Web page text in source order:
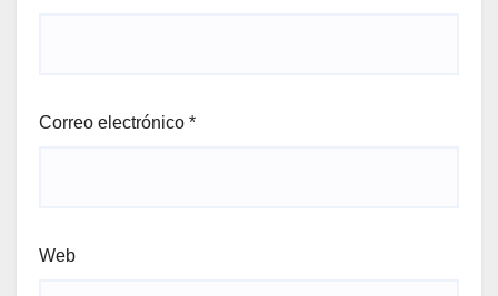
Correo electrónico *
Web